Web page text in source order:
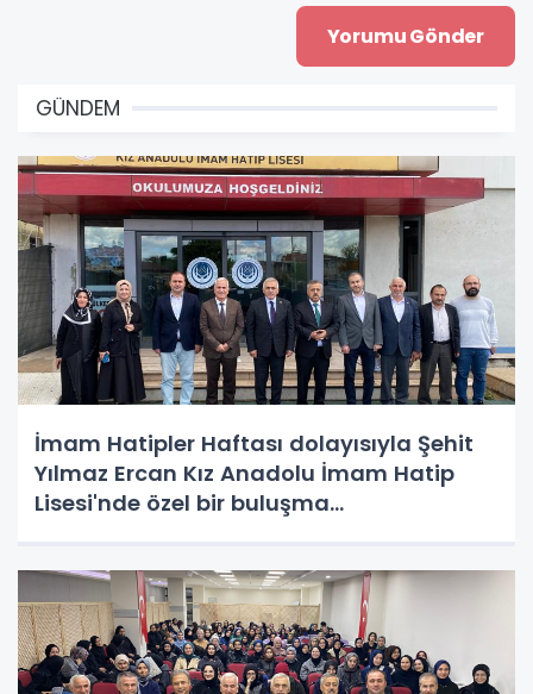
GÜNDEM
İmam Hatipler Haftası dolayısıyla Şehit
Yılmaz Ercan Kız Anadolu İmam Hatip
Lisesi'nde özel bir buluşma